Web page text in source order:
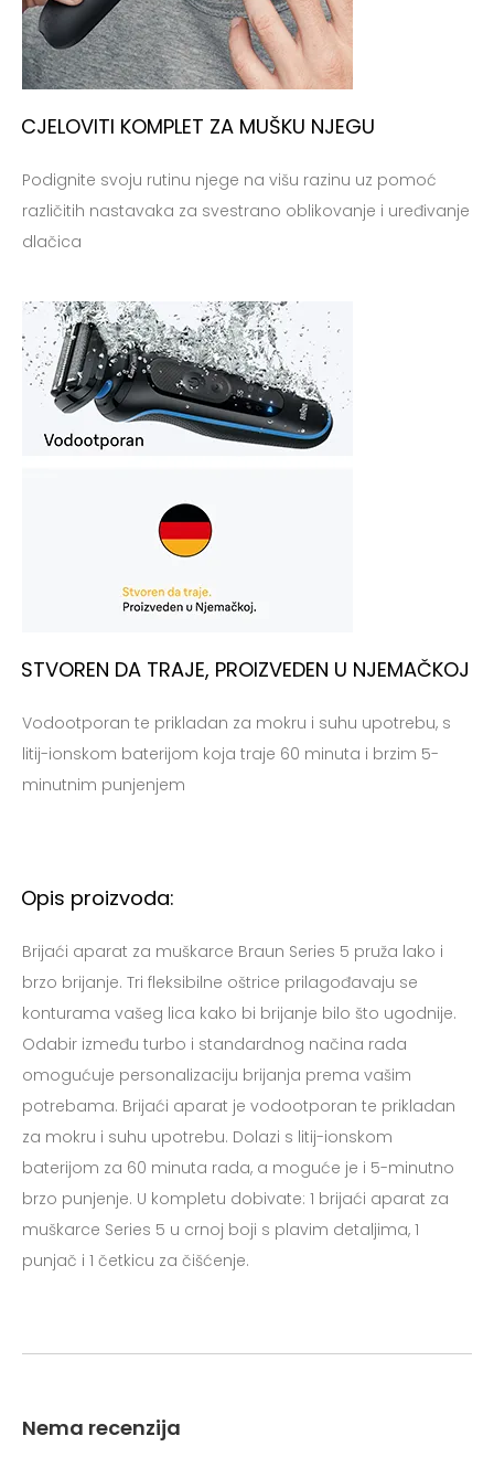
CJELOVITI KOMPLET ZA MUŠKU NJEGU
Podignite svoju rutinu njege na višu razinu uz pomoć
različitih nastavaka za svestrano oblikovanje i uređivanje
dlačica
STVOREN DA TRAJE, PROIZVEDEN U NJEMAČKOJ
Vodootporan te prikladan za mokru i suhu upotrebu, s
litij-ionskom baterijom koja traje 60 minuta i brzim 5-
minutnim punjenjem
Opis proizvoda:
Brijaći aparat za muškarce Braun Series 5 pruža lako i
brzo brijanje. Tri fleksibilne oštrice prilagođavaju se
konturama vašeg lica kako bi brijanje bilo što ugodnije.
Odabir između turbo i standardnog načina rada
omogućuje personalizaciju brijanja prema vašim
potrebama. Brijaći aparat je vodootporan te prikladan
za mokru i suhu upotrebu. Dolazi s litij-ionskom
baterijom za 60 minuta rada, a moguće je i 5-minutno
brzo punjenje. U kompletu dobivate: 1 brijaći aparat za
muškarce Series 5 u crnoj boji s plavim detaljima, 1
punjač i 1 četkicu za čišćenje.
Nema recenzija